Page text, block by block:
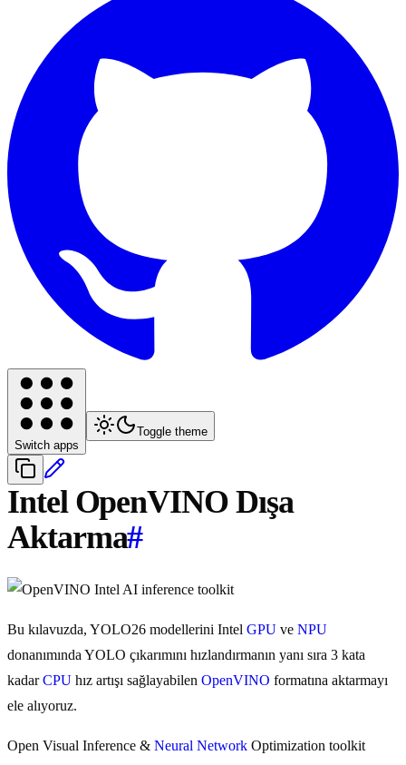
Switch apps
Toggle theme
Intel OpenVINO Dışa
Aktarma#
Bu kılavuzda, YOLO26 modellerini Intel GPU ve NPU
donanımında YOLO çıkarımını hızlandırmanın yanı sıra 3 kata
kadarCPU hız artışı sağlayabilen OpenVINO formatına aktarmayı
ele alıyoruz.
Open Visual Inference & Neural Network Optimization toolkit